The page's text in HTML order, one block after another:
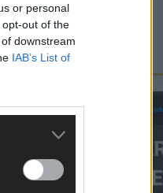
or personal
out of the
downstream
IAB’s List of
WERBE BEI UNS!